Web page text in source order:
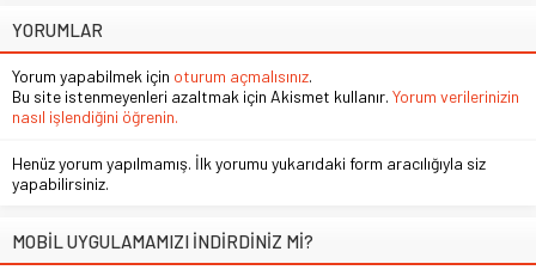
YORUMLAR
Yorum yapabilmek için oturum açmalısınız.
Bu site istenmeyenleri azaltmak için Akismet kullanır. Yorum verilerinizin
nasıl işlendiğini öğrenin.
Henüz yorum yapılmamış. İlk yorumu yukarıdaki form aracılığıyla siz
yapabilirsiniz.
MOBİL UYGULAMAMIZI İNDİRDİNİZ Mİ?